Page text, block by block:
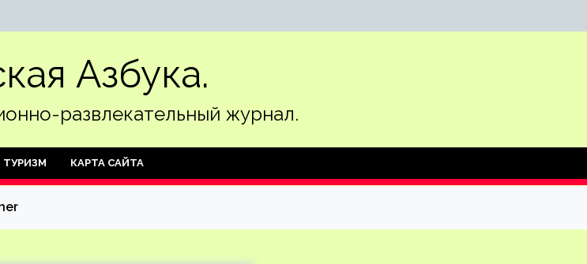
Азбука.
развлекательный журнал.
ТУРИЗМ КАРТА САЙТА